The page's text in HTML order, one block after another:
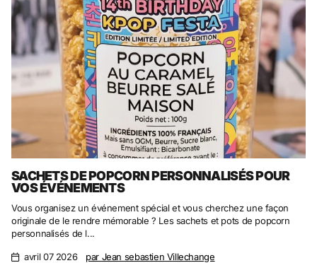
SACHETS DE POPCORN PERSONNALISÉS POUR
VOS ÉVÉNEMENTS
Vous organisez un événement spécial et vous cherchez une façon
originale de le rendre mémorable ? Les sachets et pots de popcorn
personnalisés de l...
avril 07 2026 par Jean sebastien Villechange